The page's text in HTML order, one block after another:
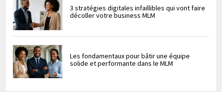
3 stratégies digitales infaillibles qui vont faire
décoller votre business MLM
Les fondamentaux pour bâtir une équipe
solide et performante dans le MLM